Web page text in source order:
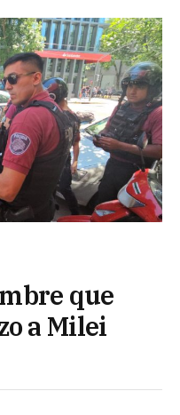
que
a Milei